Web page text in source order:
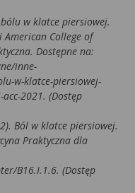
w klatce piersiowej.
American College of
Dostępne na:
inne-
w-klatce-piersiowej-
2021. (Dostęp
Ból w klatce piersiowej.
Praktyczna dla
B16.I.1.6. (Dostęp